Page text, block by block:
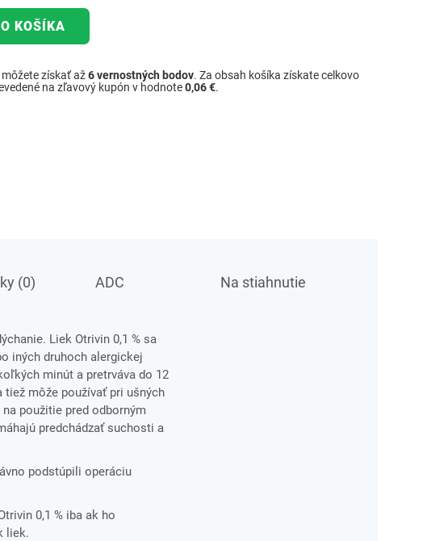
KOŠÍKA
získať až6vernostných bodov. Za obsah košíka získate celkovo
na zľavový kupón v hodnote0,06 €.
(0) ADC Na stiahnutie
Liek Otrivin 0,1 % sa
iných druhoch alergickej
minút a pretrváva do 12
môže používať pri ušných
použitie pred odborným
predchádzať suchosti a
podstúpili operáciu
0,1 % iba ak ho
liek.